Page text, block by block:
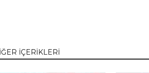
İÇERİKLERİ